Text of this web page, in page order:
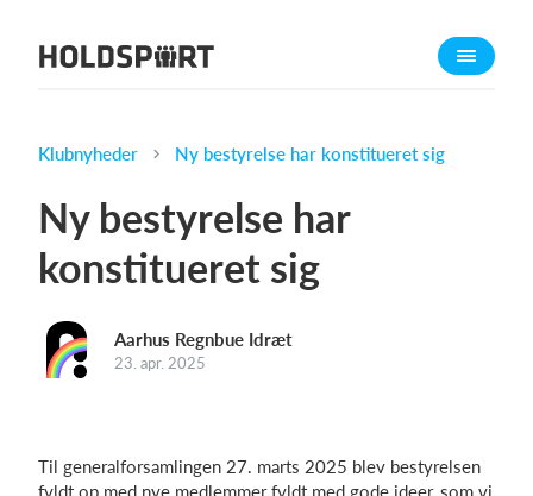
Om Holdsport
Presseomtale
Funktioner
Kontingentopkrævning
Billetsystem
Klubnyheder Ny bestyrelse har konstitueret sig
Ny bestyrelse har
konstitueret sig
Aarhus Regnbue Idræt
23. apr. 2025
Til generalforsamlingen 27. marts 2025 blev bestyrelsen
fyldt op med nye medlemmer fyldt med gode ideer, som vi